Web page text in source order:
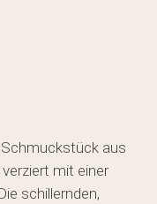
aus
mit einer
schillernden,